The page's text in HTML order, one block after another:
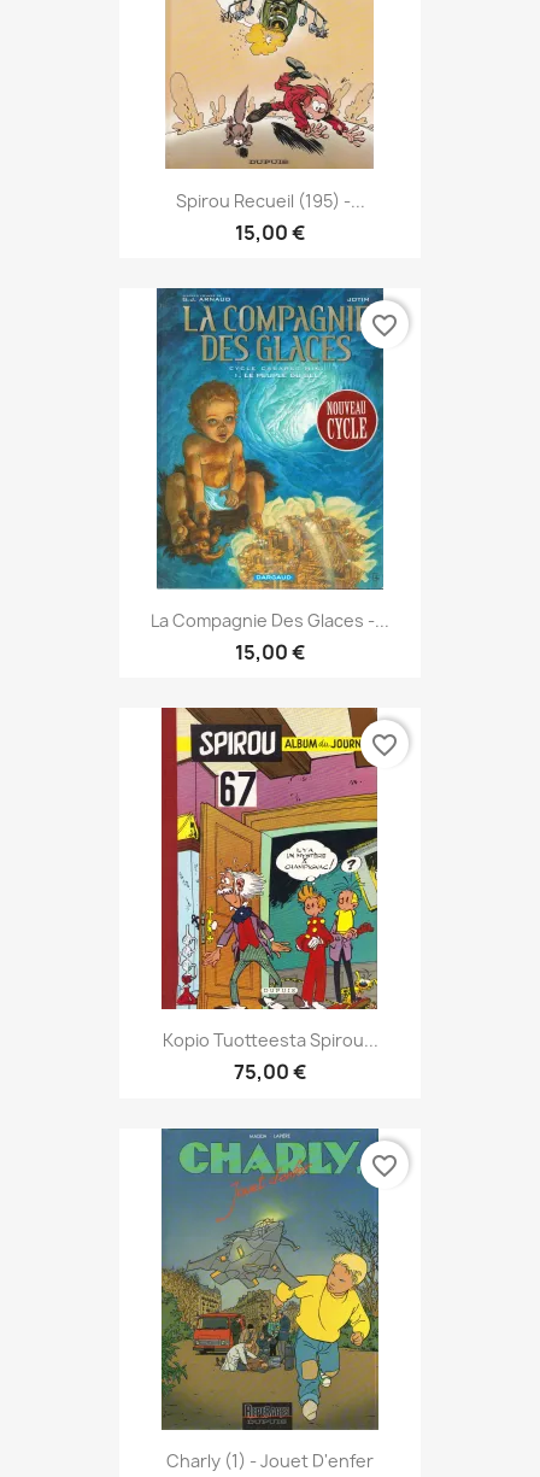
Spirou Recueil (195) -...
15,00 €
La Compagnie Des Glaces -...
15,00 €
favorite_border
Kopio Tuotteesta Spirou...
75,00 €
favorite_border
Charly (1) - Jouet D'enfer
favorite_border